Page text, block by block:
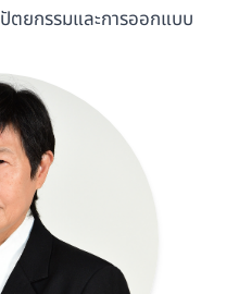
ตยกรรมและการออกแบบ